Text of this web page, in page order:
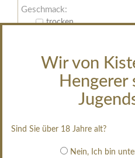
Wir von
Hengerer
Sind Sie über 18 Jahre alt?
Nein, Ich bin
Geschmack:
trocken
halbtrocken
edelsüß
erfrischend, nicht zu süß